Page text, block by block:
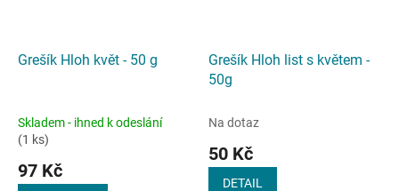
Grešík Hloh květ - 50 g
Skladem - ihned k odeslání
(1 ks)
97 Kč
Grešík Hloh list s květem -
50g
Na dotaz
50 Kč
DETAIL